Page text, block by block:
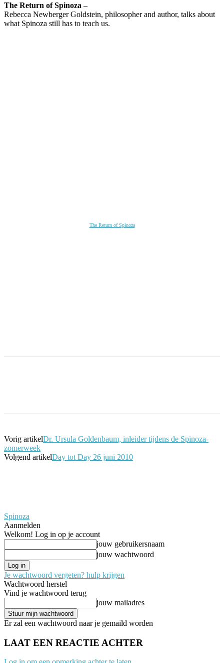
The Return of Spinoza –
Rebecca Newberger Goldstein, philosopher and author, talks about
what Spinoza still has to teach us.
The Return of Spinoza
Vorig artikelDr. Ursula Goldenbaum, inleider tijdens de Spinoza-
zomerweek
Volgend artikelDay tot Day 26 juni 2010
Spinoza
Aanmelden
Welkom! Log in op je account
jouw gebruikersnaam
jouw wachtwoord
Je wachtwoord vergeten? hulp krijgen
Wachtwoord herstel
Vind je wachtwoord terug
jouw mailadres
Er zal een wachtwoord naar je gemaild worden
LAAT EEN REACTIE ACHTER